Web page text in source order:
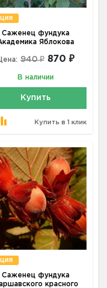
Саженец фундука
Яблокова
940 ₽ 870 ₽
В наличии
Купить
Купить в 1 клик
Саженец фундука
красного